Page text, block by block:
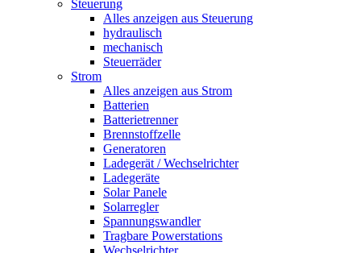
Steuerung
Alles anzeigen aus Steuerung
hydraulisch
mechanisch
Steuerräder
Strom
Alles anzeigen aus Strom
Batterien
Batterietrenner
Brennstoffzelle
Generatoren
Ladegerät / Wechselrichter
Ladegeräte
Solar Panele
Solarregler
Spannungswandler
Tragbare Powerstations
Wechselrichter